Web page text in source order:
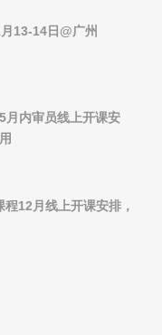
13-14日@广州
月内审员线上开课安
12月线上开课安排，